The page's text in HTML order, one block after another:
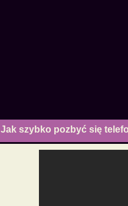
Jak szybko pozbyć się